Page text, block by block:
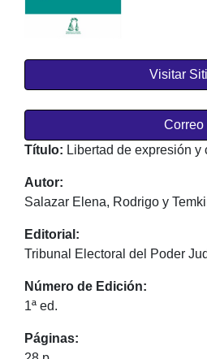
Visitar
Correo
Título: Libertad de expresión
Autor:
Salazar Elena, Rodrigo y
Editorial:
Tribunal Electoral del Poder
Número de Edición:
1ª ed.
Páginas: